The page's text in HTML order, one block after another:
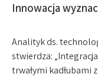
Innowacja
Analityk ds.
stwierdza:
trwałymi kadłubami